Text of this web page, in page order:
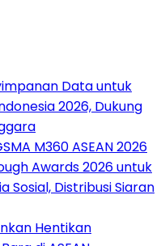
Data untuk
2026, Dukung
M360 ASEAN 2026
Awards 2026 untuk
Sosial, Distribusi Siaran
Hentikan